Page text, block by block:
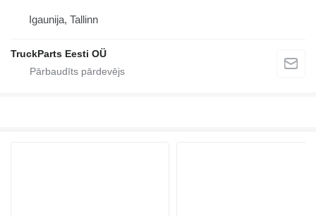
Igaunija, Tallinn
TruckParts Eesti OÜ